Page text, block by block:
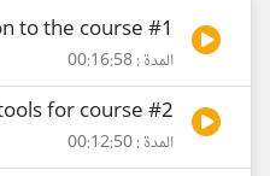
#1 laravel 9 introduction to the course
المدة : 00:16:58
#2 laravel 9 installation tools for course
المدة : 00:12:50